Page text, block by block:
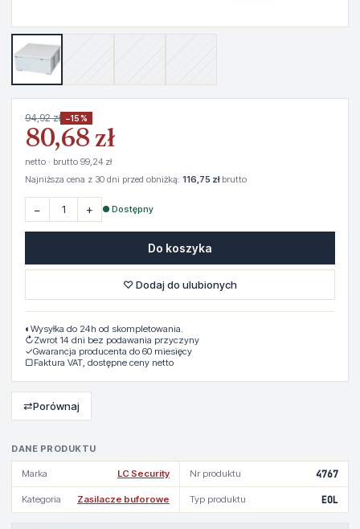
DANE PRODUKTU
Marka LC Security Nr produktu 4767
Kategoria Zasilacze buforowe Typ produktu EOL
94,92 zł −15%
80,68 zł
netto · brutto 99,24 zł
Najniższa cena z 30 dni przed obniżką: 116,75 złbrutto
− + ● Dostępny
Do koszyka
♡ Dodaj do ulubionych
◐ Wysyłka do 24h od skompletowania.
↻Zwrot 14 dni bez podawania przyczyny
✓Gwarancja producenta do 60 miesięcy
▢Faktura VAT, dostępne ceny netto
⇄Porównaj